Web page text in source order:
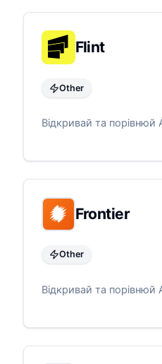
Flint
Other
Відкривай та порівнюй
Frontier
Other
Відкривай та порівнюй